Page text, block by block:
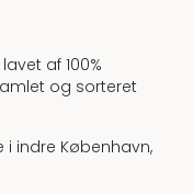
lavet af 100%
og sorteret
i indre København,